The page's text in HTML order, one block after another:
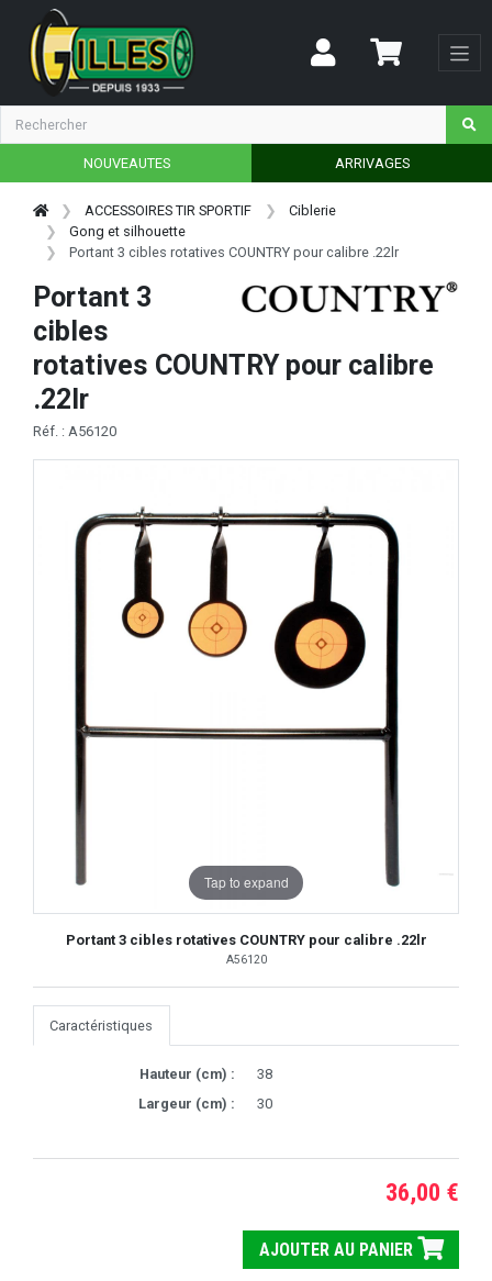
NOUVEAUTES ARRIVAGES
ACCESSOIRES TIR SPORTIF
Ciblerie
Gong et silhouette
Portant 3 cibles rotatives COUNTRY pour calibre .22lr
Portant 3
cibles
rotatives COUNTRY pour calibre
.22lr
Réf. : A56120
Tap to expand
Portant 3 cibles rotatives COUNTRY pour calibre .22lr
A56120
Caractéristiques
Hauteur (cm) :
38
Largeur (cm) :
30
36,00 €
AJOUTER AU PANIER